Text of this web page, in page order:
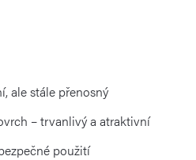
ale stále přenosný
– trvanlivý a atraktivní
použití